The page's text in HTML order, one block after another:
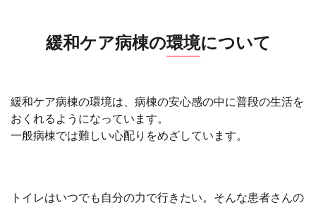
緩和ケア病棟の環境について
緩和ケア病棟の環境は、病棟の安心感の中に普段の生活を
おくれるようになっています。
一般病棟では難しい心配りをめざしています。
トイレはいつでも自分の力で行きたい。そんな患者さんの